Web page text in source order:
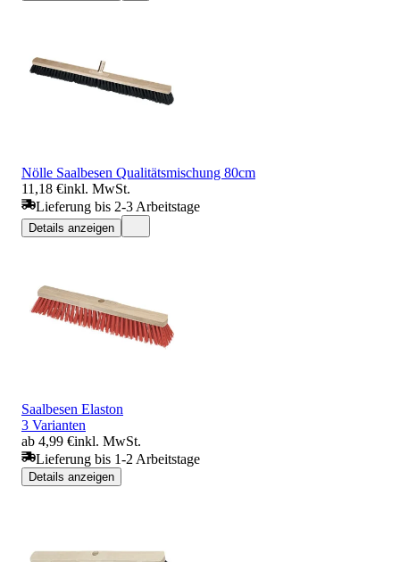
Nölle Saalbesen Qualitätsmischung 80cm
11,18 €inkl. MwSt.
Lieferung bis 2-3 Arbeitstage
Details anzeigen
Saalbesen Elaston
3 Varianten
ab 4,99 €inkl. MwSt.
Lieferung bis 1-2 Arbeitstage
Details anzeigen